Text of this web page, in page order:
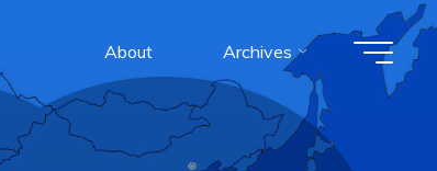
About Archives